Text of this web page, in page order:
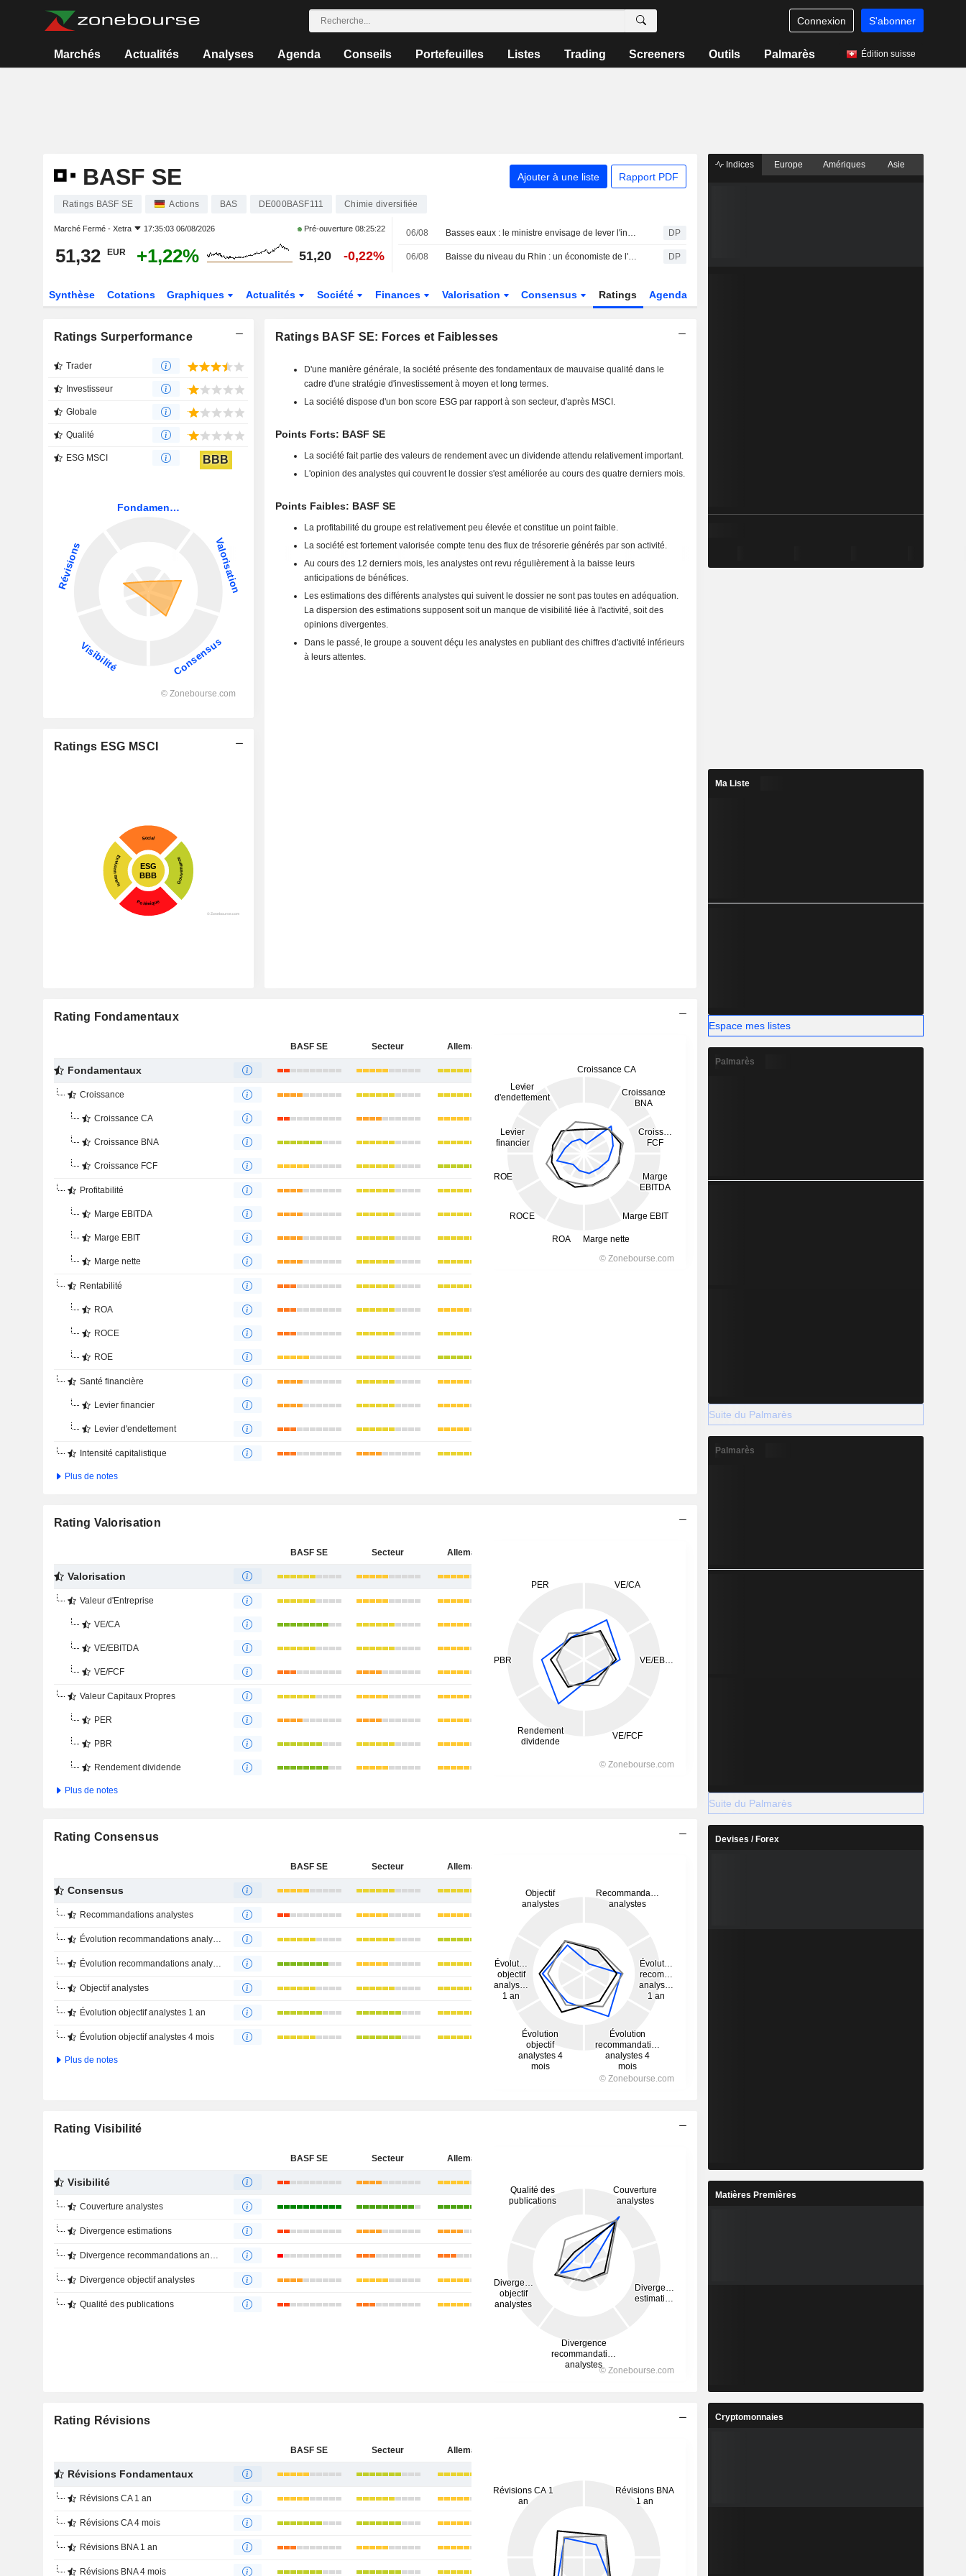
Connexion S'abonner
Marchés Actualités Analyses Agenda Conseils Portefeuilles Listes Trading Screeners Outils Palmarès Édition suisse
BASF SE Ajouter à une liste Rapport PDF
Ratings BASF SE Actions BAS DE000BASF111 Chimie diversifiée
Marché Fermé - Xetra 17:35:03 06/08/2026 Pré-ouverture08:25:22
51,32 EUR +1,22% 51,20 -0,22%
06/08 Basses eaux : le ministre envisage de lever l'interdiction de circuler pour les poids lourds DP
06/08 Baisse du niveau du Rhin : un économiste de l'IW juge la situation " dramatique » DP
Synthèse Cotations Graphiques Actualités Société Finances Valorisation Consensus Ratings Agenda
Ratings Surperformance
Trader
Investisseur
Globale
Qualité
ESG MSCI BBB
Ratings ESG MSCI
Ratings BASF SE: Forces et Faiblesses
D'une manière générale, la société présente des fondamentaux de mauvaise qualité dans le
cadre d'une stratégie d'investissement à moyen et long termes.
La société dispose d'un bon score ESG par rapport à son secteur, d'après MSCI.
Points Forts: BASF SE
La société fait partie des valeurs de rendement avec un dividende attendu relativement important.
L'opinion des analystes qui couvrent le dossier s'est améliorée au cours des quatre derniers mois.
Points Faibles: BASF SE
La profitabilité du groupe est relativement peu élevée et constitue un point faible.
La société est fortement valorisée compte tenu des flux de trésorerie générés par son activité.
Au cours des 12 derniers mois, les analystes ont revu régulièrement à la baisse leurs
anticipations de bénéfices.
Les estimations des différents analystes qui suivent le dossier ne sont pas toutes en adéquation.
La dispersion des estimations supposent soit un manque de visibilité liée à l'activité, soit des
opinions divergentes.
Dans le passé, le groupe a souvent déçu les analystes en publiant des chiffres d'activité inférieurs
à leurs attentes.
Rating Fondamentaux
BASF SE Secteur Allemagne
Fondamentaux
Croissance
Croissance CA
Croissance BNA
Croissance FCF
Profitabilité
Marge EBITDA
Marge EBIT
Marge nette
Rentabilité
ROA
ROCE
ROE
Santé financière
Levier financier
Levier d'endettement
Intensité capitalistique
Plus de notes
Rating Valorisation
BASF SE Secteur Allemagne
Valorisation
Valeur d'Entreprise
VE/CA
VE/EBITDA
VE/FCF
Valeur Capitaux Propres
PER
PBR
Rendement dividende
Plus de notes
Rating Consensus
BASF SE Secteur Allemagne
Consensus
Recommandations analystes
Évolution recommandations analystes 1 an
Évolution recommandations analystes 4 mois
Objectif analystes
Évolution objectif analystes 1 an
Évolution objectif analystes 4 mois
Plus de notes
Rating Visibilité
BASF SE Secteur Allemagne
Visibilité
Couverture analystes
Divergence estimations
Divergence recommandations analystes
Divergence objectif analystes
Qualité des publications
Rating Révisions
BASF SE Secteur Allemagne
Révisions Fondamentaux
Révisions CA 1 an
Révisions CA 4 mois
Révisions BNA 1 an
Révisions BNA 4 mois
Indices Europe Amériques Asie
Ma Liste
Espace mes listes
Palmarès
Suite du Palmarès
Palmarès
Suite du Palmarès
Devises / Forex
Matières Premières
Cryptomonnaies